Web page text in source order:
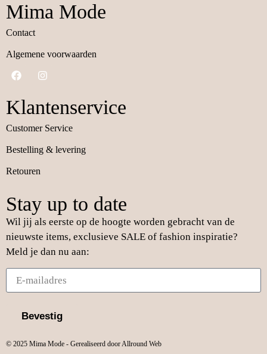
Mima Mode
Contact
Algemene voorwaarden
Klantenservice
Customer Service
Bestelling & levering
Retouren
Stay up to date
Wil jij als eerste op de hoogte worden gebracht van de
nieuwste items, exclusieve SALE of fashion inspiratie?
Meld je dan nu aan:
Bevestig
© 2025 Mima Mode - Gerealiseerd door Allround Web